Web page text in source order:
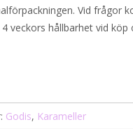
Vid frågor
veckors hållbarhet vid köp
Godis, Karameller